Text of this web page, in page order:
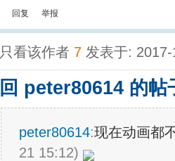
回复 举报
只看该作者 7 发表于:
回 peter80614 的帖
peter80614:现在动画都
21 15:12)